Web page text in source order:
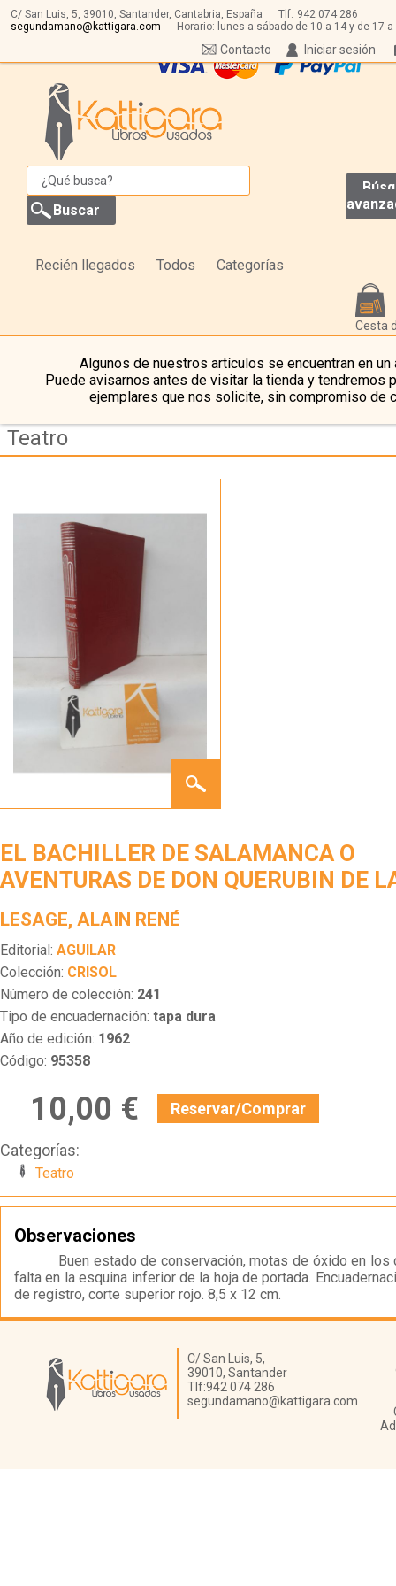
C/ San Luis, 5, 39010, Santander, Cantabria, España Tlf: 942 074 286
segundamano@kattigara.com
Horario: lunes a sábado de 10 a 14 y de 17 a
Iniciar sesión
Contacto
Recién llegados Todos Categorías
Cesta
Algunos de nuestros artículos se encuentran en un
Puede avisarnos antes de visitar la tienda y tendremos
ejemplares que nos solicite, sin compromiso de
Teatro
BACHILLER
AVENTURAS
DE
DON
DE LA
EL BACHILLER DE SALAMANCA O
AVENTURAS DE DON QUERUBIN DE
LESAGE, ALAIN RENÉ
Editorial: AGUILAR
Colección: CRISOL
Número de colección: 241
Tipo de encuadernación: tapa dura
Año de edición: 1962
Código: 95358
10,00 € Reservar/Comprar
Categorías:
Teatro
Observaciones
Buen estado de conservación, motas de óxido en los
falta en la esquina inferior de la hoja de portada.
de registro, corte superior rojo. 8,5 x 12 cm.
Librería Kattigara
C/ San Luis, 5,
39010, Santander
Tlf:942 074 286
segundamano@kattigara.com